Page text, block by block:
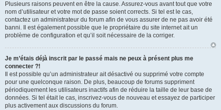
Plusieurs raisons peuvent en être la cause. Assurez-vous avant tout que votre
nom d’utilisateur et votre mot de passe soient corrects. Si tel est le cas,
contactez un administrateur du forum afin de vous assurer de ne pas avoir été
banni. Il est également possible que le propriétaire du site internet ait un
problème de configuration et qu’il soit nécessaire de la corriger.
Je m’étais déjà inscrit par le passé mais ne peux à présent plus me
connecter ?!
Il est possible qu’un administrateur ait désactivé ou supprimé votre compte
pour une quelconque raison. De plus, beaucoup de forums suppriment
périodiquement les utilisateurs inactifs afin de réduire la taille de leur base de
données. Si tel était le cas, inscrivez-vous de nouveau et essayez de participer
plus activement aux discussions du forum.